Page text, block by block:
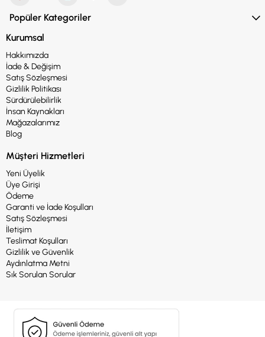
Popüler Kategoriler
Kurumsal
Hakkımızda
İade & Değişim
Satış Sözleşmesi
Gizlilik Politikası
Sürdürülebilirlik
İnsan Kaynakları
Mağazalarımız
Blog
Müşteri Hizmetleri
Yeni Üyelik
Üye Girişi
Ödeme
Garanti ve İade Koşulları
Satış Sözleşmesi
İletişim
Teslimat Koşulları
Gizlilik ve Güvenlik
Aydınlatma Metni
Sık Sorulan Sorular